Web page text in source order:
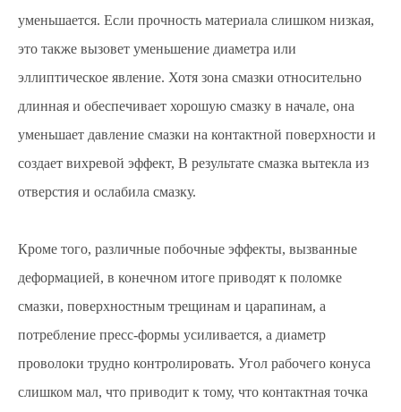
уменьшается. Если прочность материала слишком низкая,
это также вызовет уменьшение диаметра или
эллиптическое явление. Хотя зона смазки относительно
длинная и обеспечивает хорошую смазку в начале, она
уменьшает давление смазки на контактной поверхности и
создает вихревой эффект, В результате смазка вытекла из
отверстия и ослабила смазку.
Кроме того, различные побочные эффекты, вызванные
деформацией, в конечном итоге приводят к поломке
смазки, поверхностным трещинам и царапинам, а
потребление пресс-формы усиливается, а диаметр
проволоки трудно контролировать. Угол рабочего конуса
слишком мал, что приводит к тому, что контактная точка